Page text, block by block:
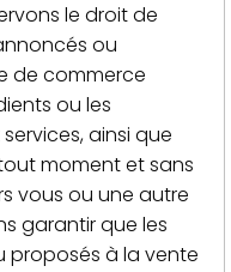
le droit de
ou
de commerce
ou les
ainsi que
moment et sans
vous ou une autre
garantir que les
proposés à la vente